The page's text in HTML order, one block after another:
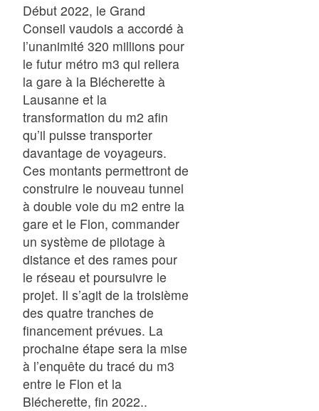
Début 2022, le Grand
Conseil vaudois a accordé à
l’unanimité 320 millions pour
le futur métro m3 qui reliera
la gare à la Blécherette à
Lausanne et la
transformation du m2 afin
qu’il puisse transporter
davantage de voyageurs.
Ces montants permettront de
construire le nouveau tunnel
à double voie du m2 entre la
gare et le Flon, commander
un système de pilotage à
distance et des rames pour
le réseau et poursuivre le
projet. Il s’agit de la troisième
des quatre tranches de
financement prévues. La
prochaine étape sera la mise
à l’enquête du tracé du m3
entre le Flon et la
Blécherette, fin 2022..